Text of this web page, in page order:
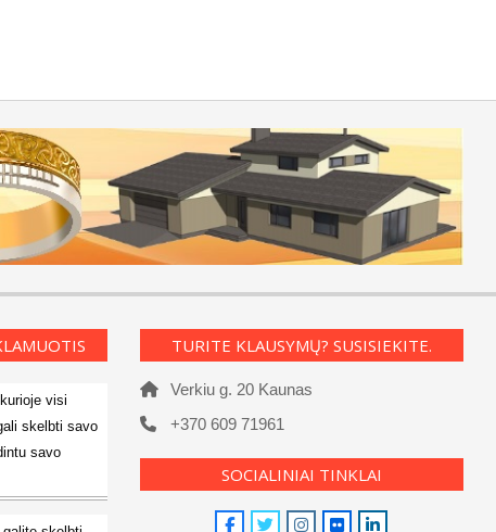
visi
skelbti savo
savo
TURITE KLAUSYMŲ? SUSISIEKITE.
Verkiu g. 20 Kaunas
+370 609 71961
SOCIALINIAI TINKLAI